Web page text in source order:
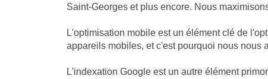
Saint-Georges et plus encore. Nous
L'optimisation mobile est un élément clé de
appareils mobiles, et c'est pourquoi nous nous
L'indexation Google est un autre élément